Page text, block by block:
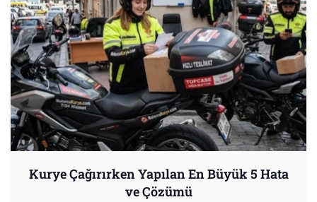
Kurye Çağırırken Yapılan En Büyük 5 Hata
ve Çözümü